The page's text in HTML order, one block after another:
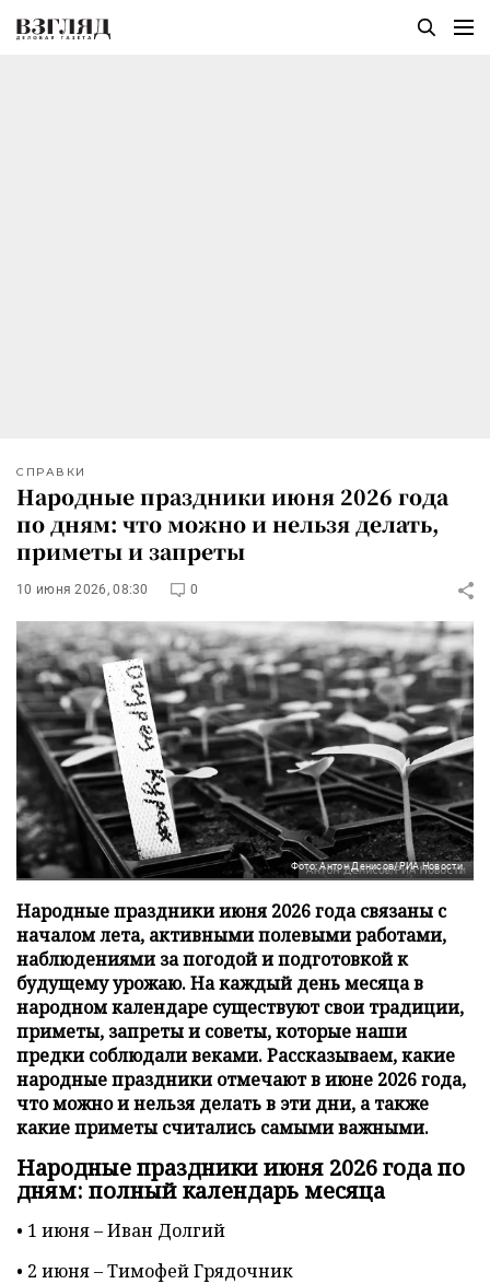
СПРАВКИ
Народные праздники июня 2026 года
по дням: что можно и нельзя делать,
приметы и запреты
10 июня 2026, 08:30 0
Фото: Антон Денисов/РИА Новости
Народные праздники июня 2026 года связаны с
началом лета, активными полевыми работами,
наблюдениями за погодой и подготовкой к
будущему урожаю. На каждый день месяца в
народном календаре существуют свои традиции,
приметы, запреты и советы, которые наши
предки соблюдали веками. Рассказываем, какие
народные праздники отмечают в июне 2026 года,
что можно и нельзя делать в эти дни, а также
какие приметы считались самыми важными.
Народные праздники июня 2026 года по
дням: полный календарь месяца
• 1 июня – Иван Долгий
• 2 июня – Тимофей Грядочник